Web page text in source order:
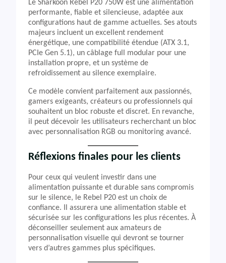
Le Sharkoon Rebel P20 750W est une alimentation
performante, fiable et silencieuse, adaptée aux
configurations haut de gamme actuelles. Ses atouts
majeurs incluent un excellent rendement
énergétique, une compatibilité étendue (ATX 3.1,
PCIe Gen 5.1), un câblage full modular pour une
installation propre, et un système de
refroidissement au silence exemplaire.
Ce modèle convient parfaitement aux passionnés,
gamers exigeants, créateurs ou professionnels qui
souhaitent un bloc robuste et discret. En revanche,
il peut décevoir les utilisateurs recherchant un bloc
avec personnalisation RGB ou monitoring avancé.
Réflexions finales pour les clients
Pour ceux qui veulent investir dans une
alimentation puissante et durable sans compromis
sur le silence, le Rebel P20 est un choix de
confiance. Il assurera une alimentation stable et
sécurisée sur les configurations les plus récentes. À
déconseiller seulement aux amateurs de
personnalisation visuelle qui devront se tourner
vers d’autres gammes plus spécifiques.